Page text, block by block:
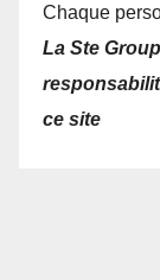
Chaque
La Ste
ce site